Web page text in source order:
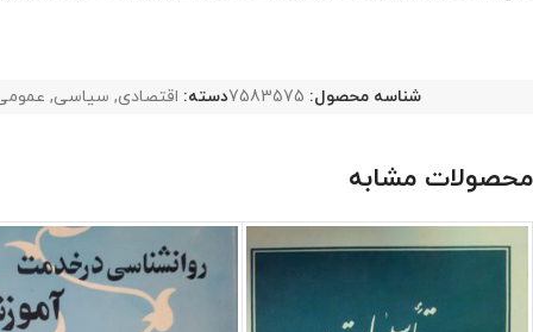
شناسه محصول: 7583575دسته: اقتصادی, سیاسی,
محصولات مشابه